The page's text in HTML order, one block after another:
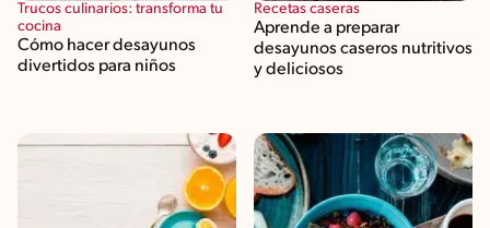
Trucos culinarios: transforma tu
cocina
Cómo hacer desayunos
divertidos para niños
Recetas caseras
Aprende a preparar
desayunos caseros nutritivos
y deliciosos